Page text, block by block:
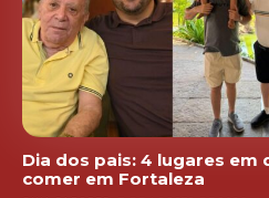
Dia dos pais: 4 lugares em
comer em Fortaleza